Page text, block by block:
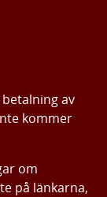
av
kommer
om
på länkarna,